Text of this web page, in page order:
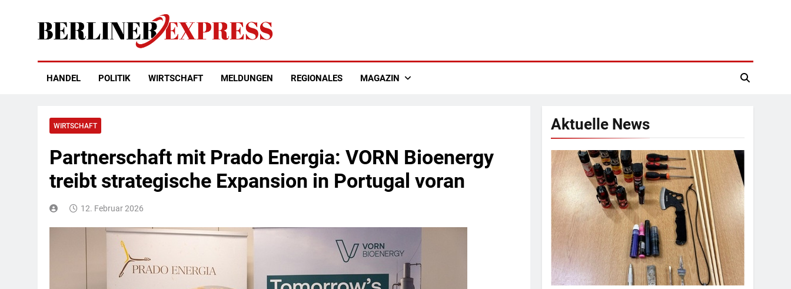
Berliner Express
HANDEL POLITIK WIRTSCHAFT MELDUNGEN REGIONALES MAGAZIN
WIRTSCHAFT
Partnerschaft mit Prado Energia: VORN Bioenergy
treibt strategische Expansion in Portugal voran
12. Februar 2026
Aktuelle News